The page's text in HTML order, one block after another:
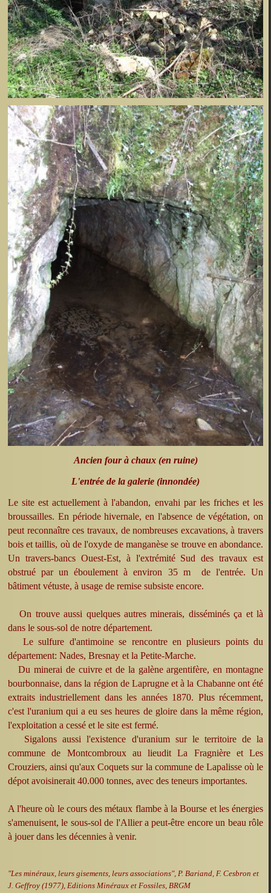
Ancien four à chaux (en ruine)
L'entrée de la galerie (innondée)
Le site est actuellement à l'abandon, envahi par les friches et les
broussailles. En période hivernale, en l'absence de végétation, on
peut reconnaître ces travaux, de nombreuses excavations, à travers
bois et taillis, où de l'oxyde de manganèse se trouve en abondance.
Un travers-bancs Ouest-Est, à l'extrémité Sud des travaux est
obstrué par un éboulement à environ 35 m de l'entrée. Un
bâtiment vétuste, à usage de remise subsiste encore.
On trouve aussi quelques autres minerais, disséminés ça et là
dans le sous-sol de notre département.
Le sulfure d'antimoine se rencontre en plusieurs points du
département: Nades, Bresnay et la Petite-Marche.
Du minerai de cuivre et de la galène argentifère, en montagne
bourbonnaise, dans la région de Laprugne et à la Chabanne ont été
extraits industriellement dans les années 1870. Plus récemment,
c'est l'uranium qui a eu ses heures de gloire dans la même région,
l'exploitation a cessé et le site est fermé.
Sigalons aussi l'existence d'uranium sur le territoire de la
commune de Montcombroux au lieudit La Fragnière et Les
Crouziers, ainsi qu'aux Coquets sur la commune de Lapalisse où le
dépot avoisinerait 40.000 tonnes, avec des teneurs importantes.
A l'heure où le cours des métaux flambe à la Bourse et les énergies
s'amenuisent, le sous-sol de l'Allier a peut-être encore un beau rôle
à jouer dans les décennies à venir.
"Les minéraux, leurs gisements, leurs associations", P. Bariand, F. Cesbron et
J. Geffroy (1977), Editions Minéraux et Fossiles, BRGM